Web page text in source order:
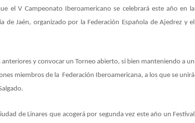
el V Campeonato Iberoamericano se celebrará este año en la
de Jaén, organizado por la Federación Española de Ajedrez y el
y convocar un Torneo abierto, si bien manteniendo a un
miembros de la Federación Iberoamericana, a los que se unirá
de Linares que acogerá por segunda vez este año un Festival